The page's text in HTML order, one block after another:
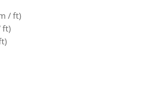
/ ft)
ft)